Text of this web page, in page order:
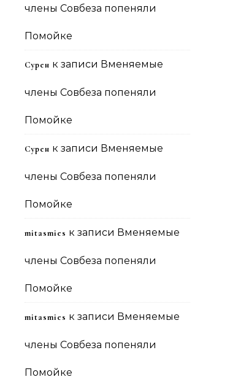
члены Совбеза попеняли
Помойке
Сурен к записи Вменяемые
члены Совбеза попеняли
Помойке
Сурен к записи Вменяемые
члены Совбеза попеняли
Помойке
mitasmies к записи Вменяемые
члены Совбеза попеняли
Помойке
mitasmies к записи Вменяемые
члены Совбеза попеняли
Помойке